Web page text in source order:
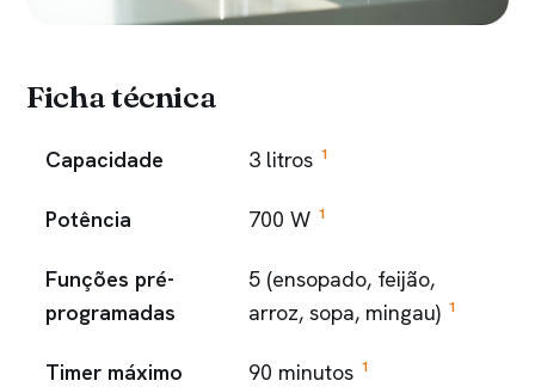
Ficha técnica
Capacidade 3 litros 1
Potência 700 W 1
Funções pré-
programadas
5 (ensopado, feijão,
arroz, sopa, mingau) 1
Timer máximo 90 minutos 1